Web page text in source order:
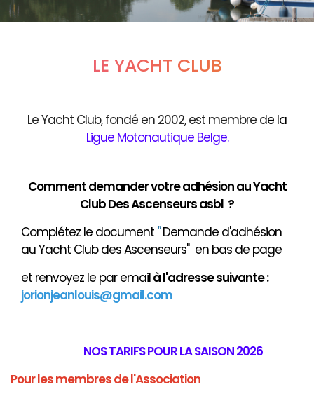
LE YACHT CLUB
Le Yacht Club, fondé en 2002, est membre de la
Ligue Motonautique Belge.
Comment demander votre adhésion au Yacht
Club Des Ascenseurs asbl ?
Complétez le document "Demande d'adhésion
au Yacht Club des Ascenseurs" en bas de page
et renvoyez le par emailàl'adresse suivante :
jorionjeanlouis@gmail.com
NOS TARIFS POUR LA SAISON 2026
Pour les membres de l'Association